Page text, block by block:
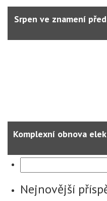
Srpen ve znamení
Komplexní obnova
Nejnovější